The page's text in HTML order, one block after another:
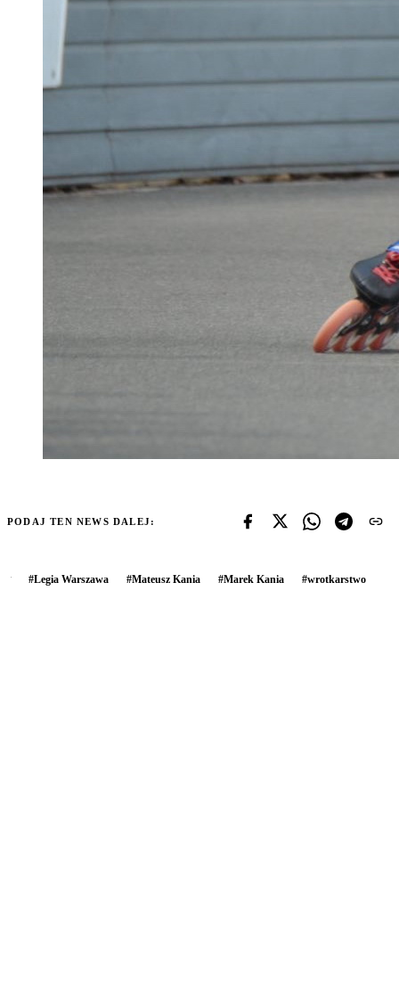
PODAJ TEN NEWS DALEJ:
#Legia Warszawa #Mateusz Kania #Marek Kania #wrotkarstwo